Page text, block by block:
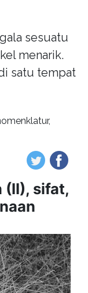
sesuatu
menarik.
satu tempat
(II), sifat,